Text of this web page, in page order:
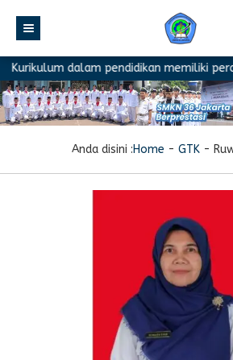
Kurikulum dalam pendidikan memiliki
Anda disini :Home - GTK -